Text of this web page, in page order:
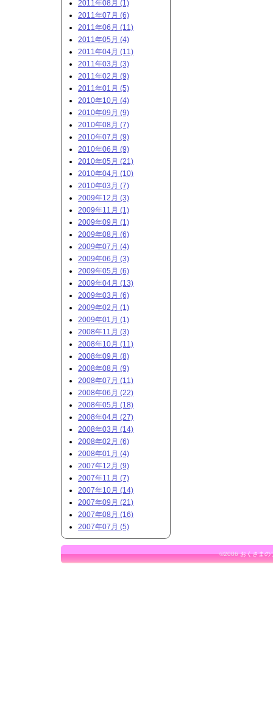
2011年08月 (1)
2011年07月 (6)
2011年06月 (11)
2011年05月 (4)
2011年04月 (11)
2011年03月 (3)
2011年02月 (9)
2011年01月 (5)
2010年10月 (4)
2010年09月 (9)
2010年08月 (7)
2010年07月 (9)
2010年06月 (9)
2010年05月 (21)
2010年04月 (10)
2010年03月 (7)
2009年12月 (3)
2009年11月 (1)
2009年09月 (1)
2009年08月 (6)
2009年07月 (4)
2009年06月 (3)
2009年05月 (6)
2009年04月 (13)
2009年03月 (6)
2009年02月 (1)
2009年01月 (1)
2008年11月 (3)
2008年10月 (11)
2008年09月 (8)
2008年08月 (9)
2008年07月 (11)
2008年06月 (22)
2008年05月 (18)
2008年04月 (27)
2008年03月 (14)
2008年02月 (6)
2008年01月 (4)
2007年12月 (9)
2007年11月 (7)
2007年10月 (14)
2007年09月 (21)
2007年08月 (16)
2007年07月 (5)
©2006おくさまの